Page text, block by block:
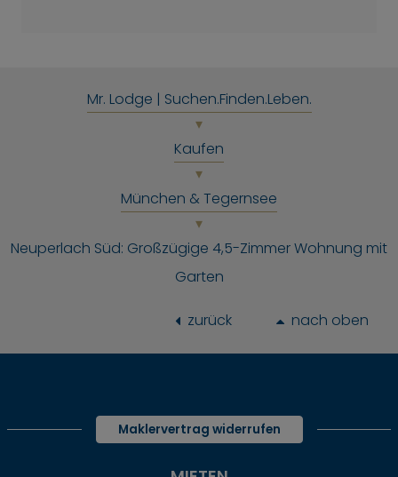
Mr. Lodge | Suchen.Finden.Leben.
Kaufen
München & Tegernsee
Neuperlach Süd: Großzügige 4,5-Zimmer Wohnung mit
Garten
zurück nach oben
Maklervertrag widerrufen